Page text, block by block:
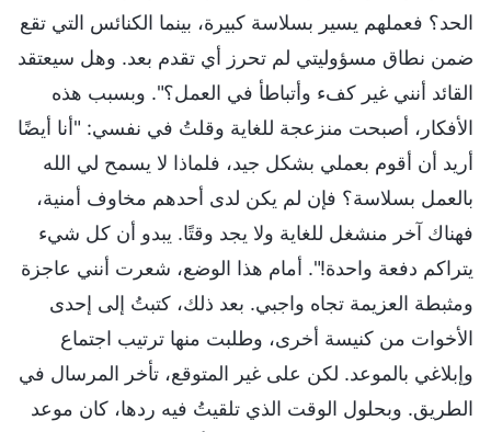
الحد؟ فعملهم يسير بسلاسة كبيرة، بينما الكنائس التي تقع
ضمن نطاق مسؤوليتي لم تحرز أي تقدم بعد. وهل سيعتقد
القائد أنني غير كفء وأتباطأ في العمل؟". وبسبب هذه
الأفكار، أصبحت منزعجة للغاية وقلتُ في نفسي: "أنا أيضًا
أريد أن أقوم بعملي بشكل جيد، فلماذا لا يسمح لي الله
بالعمل بسلاسة؟ فإن لم يكن لدى أحدهم مخاوف أمنية،
فهناك آخر منشغل للغاية ولا يجد وقتًا. يبدو أن كل شيء
يتراكم دفعة واحدة!". أمام هذا الوضع، شعرت أنني عاجزة
ومثبطة العزيمة تجاه واجبي. بعد ذلك، كتبتُ إلى إحدى
الأخوات من كنيسة أخرى، وطلبت منها ترتيب اجتماع
وإبلاغي بالموعد. لكن على غير المتوقع، تأخر المرسال في
الطريق. وبحلول الوقت الذي تلقيتُ فيه ردها، كان موعد